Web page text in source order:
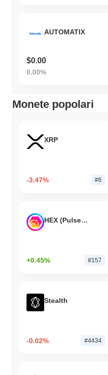
AUTOMATIX
$0.00
0.00%
Monete popolari
XRP
-3.47% #6
HEX (Pulsechain)
+0.45% #157
Stealth
-0.02% #4434